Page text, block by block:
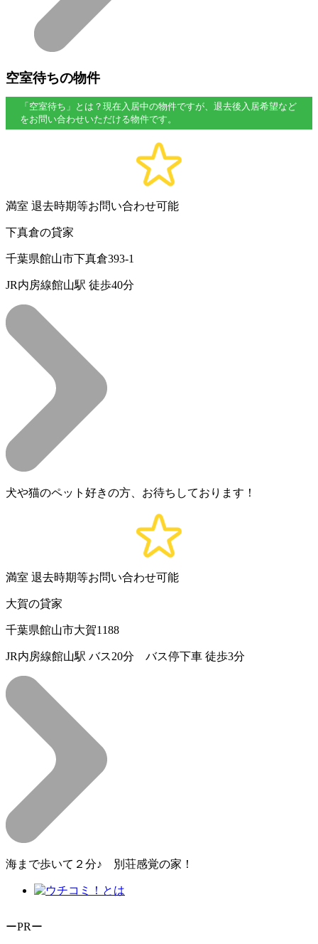
空室待ちの物件
「空室待ち」とは？現在入居中の物件ですが、退去後入居希望など
をお問い合わせいただける物件です。
満室 退去時期等お問い合わせ可能
下真倉の貸家
千葉県館山市下真倉393-1
JR内房線館山駅 徒歩40分
犬や猫のペット好きの方、お待ちしております！
満室 退去時期等お問い合わせ可能
大賀の貸家
千葉県館山市大賀1188
JR内房線館山駅 バス20分 バス停下車 徒歩3分
海まで歩いて２分♪ 別荘感覚の家！
ーPRー